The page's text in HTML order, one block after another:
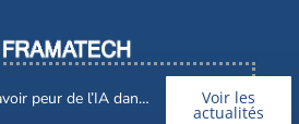
de l’IA dans nos métiers ? Voir les
actualités